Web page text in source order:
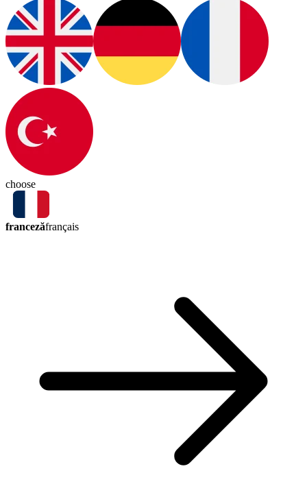
choose
francezăfrançais